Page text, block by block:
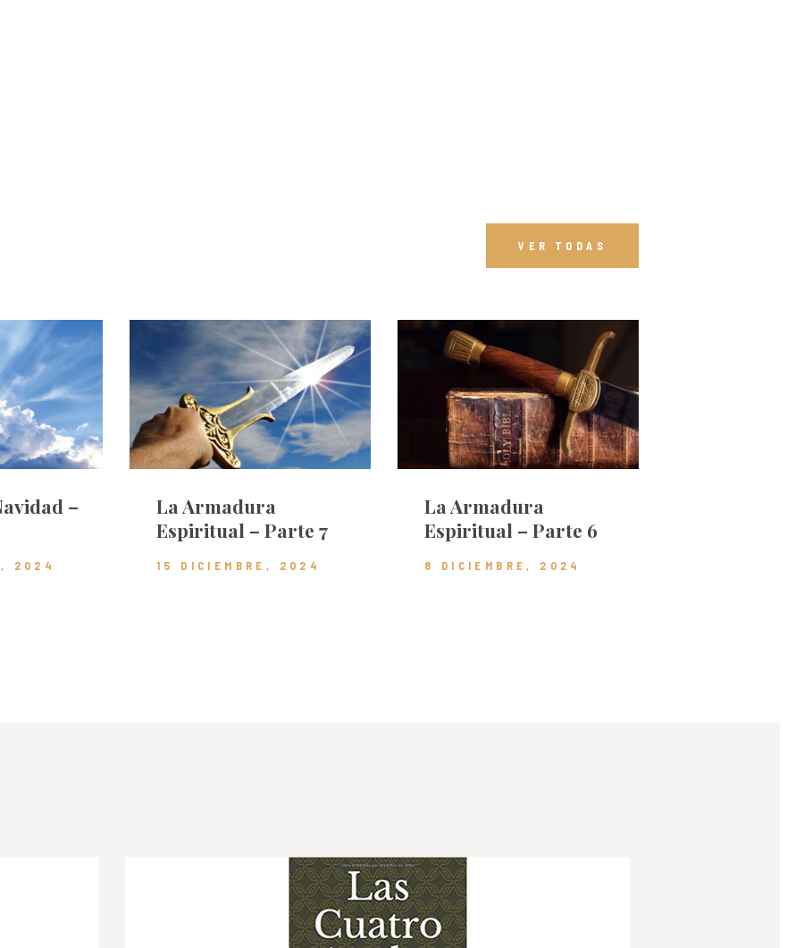
VER TODAS
–
2024
La Armadura
Espiritual – Parte 7
15 DICIEMBRE, 2024
La Armadura
Espiritual – Parte 6
8 DICIEMBRE, 2024